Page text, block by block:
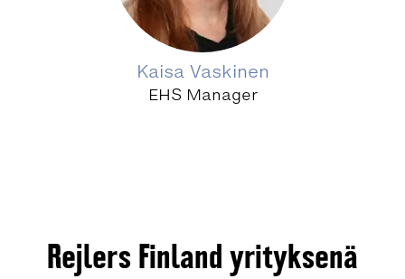
Kaisa Vaskinen
EHS Manager
Rejlers Finland yrityksenä